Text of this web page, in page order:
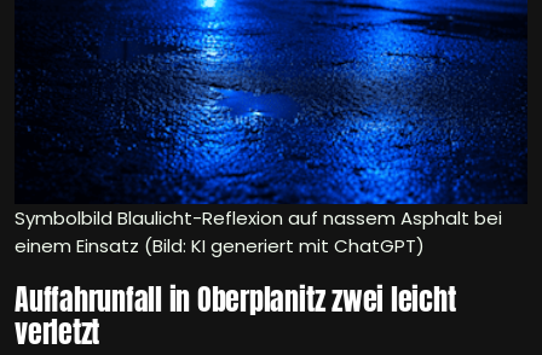
Symbolbild Blaulicht-Reflexion auf nassem Asphalt bei
einem Einsatz (Bild: KI generiert mit ChatGPT)
Auffahrunfall in Oberplanitz zwei leicht
verletzt